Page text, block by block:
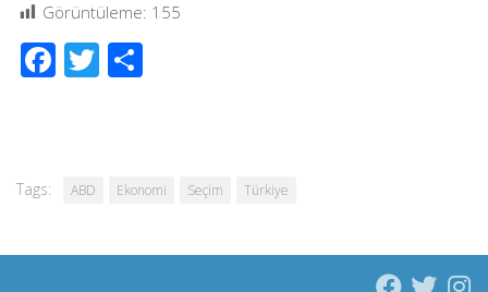
Görüntüleme: 155
Facebook
Twitter
Tags: ABD Ekonomi Seçim Türkiye